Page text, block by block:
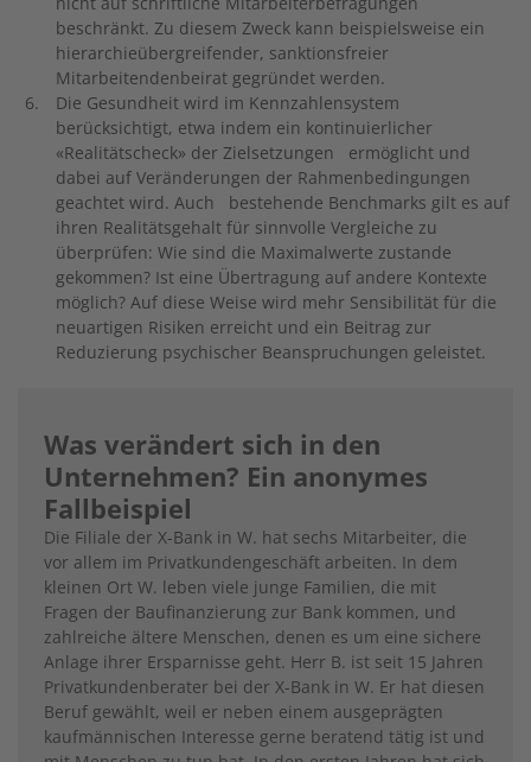
beschränkt. Zu diesem Zweck kann beispielsweise ein
hierarchieübergreifender, sanktionsfreier
Mitarbeitendenbeirat gegründet werden.
Die Gesundheit wird im Kennzahlensystem
berücksichtigt, etwa indem ein kontinuierlicher
«Realitätscheck» der Zielsetzungen ermöglicht und
dabei auf Veränderungen der Rahmenbedingungen
geachtet wird. Auch bestehende Benchmarks gilt es auf
ihren Realitätsgehalt für sinnvolle Vergleiche zu
überprüfen: Wie sind die Maximalwerte zustande
gekommen? Ist eine Übertragung auf andere Kontexte
möglich? Auf diese Weise wird mehr Sensibilität für die
neuartigen Risiken erreicht und ein Beitrag zur
Reduzierung psychischer Beanspruchungen geleistet.
Was verändert sich in den
Unternehmen? Ein anonymes
Fallbeispiel
Die Filiale der X-Bank in W. hat sechs Mitarbeiter, die
vor allem im Privatkundengeschäft arbeiten. In dem
kleinen Ort W. leben viele junge Familien, die mit
Fragen der Baufinanzierung zur Bank kommen, und
zahlreiche ältere Menschen, denen es um eine sichere
Anlage ihrer Ersparnisse geht. Herr B. ist seit 15 Jahren
Privatkundenberater bei der X-Bank in W. Er hat diesen
Beruf gewählt, weil er neben einem ausgeprägten
kaufmännischen Interesse gerne beratend tätig ist und